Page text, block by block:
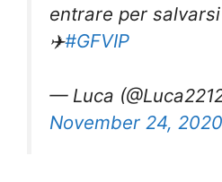
entrare per
✈️#GFVIP
— Luca
November 24, 2020